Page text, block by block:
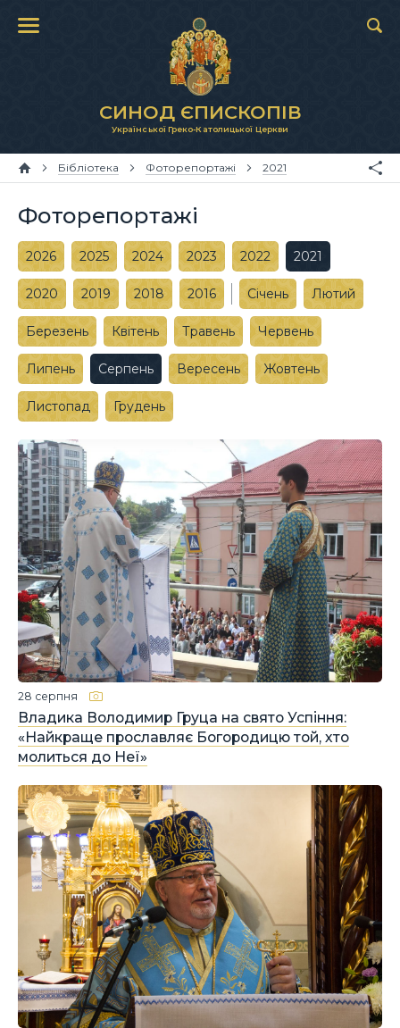
СИНОД ЄПИСКОПІВ
Української Греко-Католицької Церкви
Бібліотека Фоторепортажі 2021
Фоторепортажі
2026 2025 2024 2023 2022 2021
2020 2019 2018 2016 Січень Лютий
Березень Квітень Травень Червень
Липень Серпень Вересень Жовтень
Листопад Грудень
Владика Володимир Груца на свято Успіння:
«Найкраще прославляє Богородицю той, хто
молиться до Неї»
28 серпня